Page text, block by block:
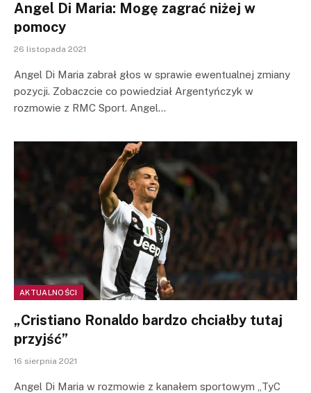
Angel Di Maria: Mogę zagrać niżej w
pomocy
26 listopada 2021
Angel Di Maria zabrał głos w sprawie ewentualnej zmiany
pozycji. Zobaczcie co powiedział Argentyńczyk w
rozmowie z RMC Sport. Angel…
AKTUALNOŚCI
„Cristiano Ronaldo bardzo chciałby tutaj
przyjść”
16 sierpnia 2021
Angel Di Maria w rozmowie z kanałem sportowym „TyC